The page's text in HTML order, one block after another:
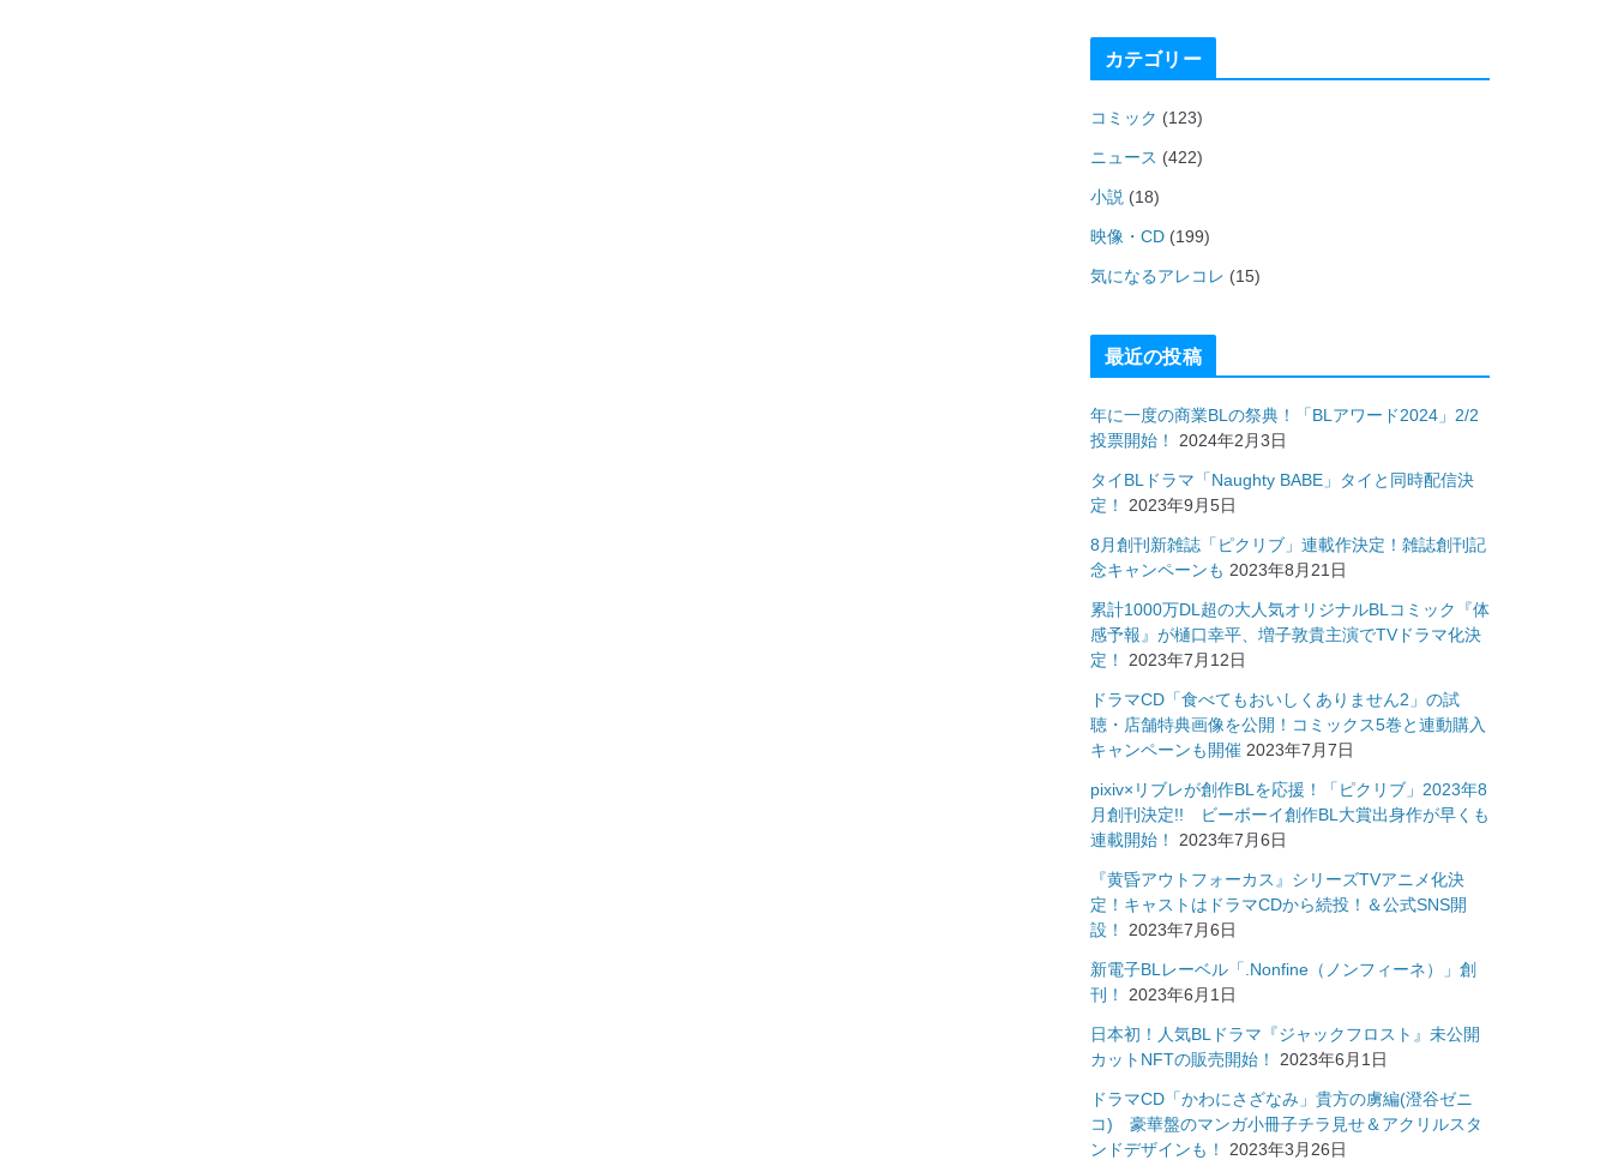
カテゴリー
コミック (123)
ニュース (422)
小説 (18)
映像・CD (199)
気になるアレコレ (15)
最近の投稿
年に一度の商業BLの祭典！「BLアワード2024」2/2
投票開始！
2024年2月3日
タイBLドラマ「Naughty BABE」タイと同時配信決
定！
2023年9月5日
8月創刊新雑誌「ピクリブ」連載作決定！雑誌創刊記
念キャンペーンも 2023年8月21日
累計1000万DL超の大人気オリジナルBLコミック『体
感予報』が樋口幸平、増子敦貴主演でTVドラマ化決
定！
2023年7月12日
ドラマCD「食べてもおいしくありません2」の試
聴・店舗特典画像を公開！コミックス5巻と連動購入
キャンペーンも開催 2023年7月7日
pixiv×リブレが創作BLを応援！「ピクリブ」2023年8
月創刊決定!! ビーボーイ創作BL大賞出身作が早くも
連載開始！
2023年7月6日
『黄昏アウトフォーカス』シリーズTVアニメ化決
定！キャストはドラマCDから続投！＆公式SNS開
設！
2023年7月6日
新電子BLレーベル「.Nonfine（ノンフィーネ）」創
刊！
2023年6月1日
日本初！人気BLドラマ『ジャックフロスト』未公開
カットNFTの販売開始！
2023年6月1日
ドラマCD「かわにさざなみ」貴方の虜編(澄谷ゼニ
コ) 豪華盤のマンガ小冊子チラ見せ＆アクリルスタ
ンドデザインも！
2023年3月26日